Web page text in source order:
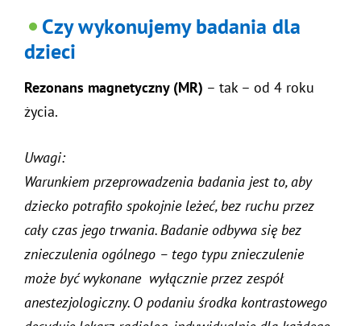
Czy wykonujemy badania dla
dzieci
Rezonans magnetyczny (MR) – tak – od 4 roku
życia.
Uwagi:
Warunkiem przeprowadzenia badania jest to, aby
dziecko potrafiło spokojnie leżeć, bez ruchu przez
cały czas jego trwania. Badanie odbywa się bez
znieczulenia ogólnego – tego typu znieczulenie
może być wykonane wyłącznie przez zespół
anestezjologiczny. O podaniu środka kontrastowego